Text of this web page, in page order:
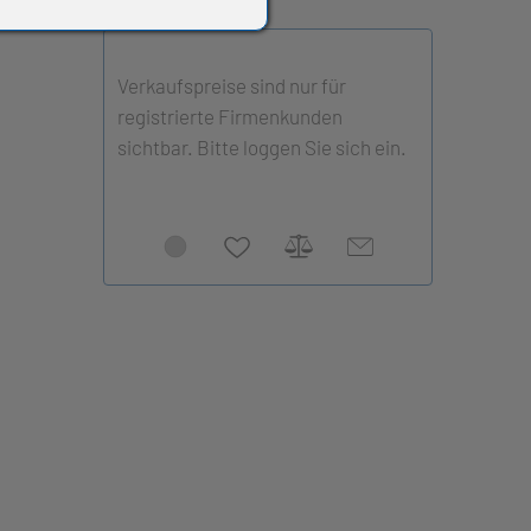
Verkaufspreise sind nur für
registrierte Firmenkunden
sichtbar. Bitte loggen Sie sich ein.